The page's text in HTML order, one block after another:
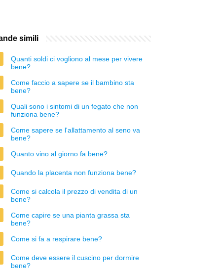
simili
Quanti soldi ci vogliono al mese per vivere
bene?
Come faccio a sapere se il bambino sta
bene?
Quali sono i sintomi di un fegato che non
funziona bene?
Come sapere se l'allattamento al seno va
bene?
Quanto vino al giorno fa bene?
Quando la placenta non funziona bene?
Come si calcola il prezzo di vendita di un
bene?
Come capire se una pianta grassa sta
bene?
Come si fa a respirare bene?
Come deve essere il cuscino per dormire
bene?